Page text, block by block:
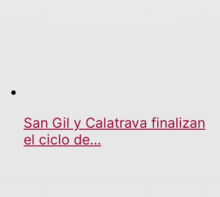
San Gil y Calatrava finalizan
el ciclo de…